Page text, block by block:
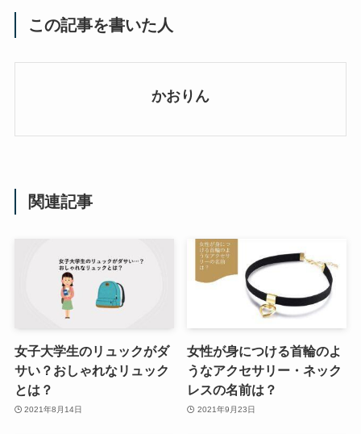
この記事を書いた人
かおりん
関連記事
女子大学生のリュックがダ
サい？おしゃれなリュック
とは？
2021年8月14日
女性が身につける首輪のよ
うなアクセサリー・ネック
レスの名前は？
2021年9月23日